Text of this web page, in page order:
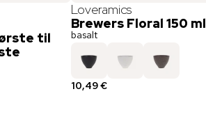
til
Loveramics
Brewers Floral 150 ml
basalt
10,49 €